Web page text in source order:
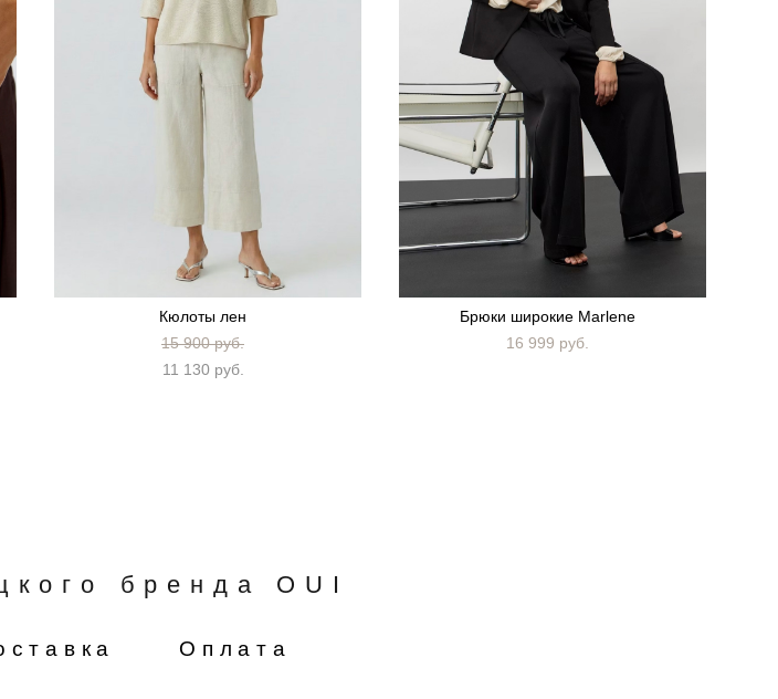
Кюлоты лен
15 900 pуб.
11 130 pуб.
Брюки широкие Marlene
16 999 pуб.
бренда OUI
Оплата